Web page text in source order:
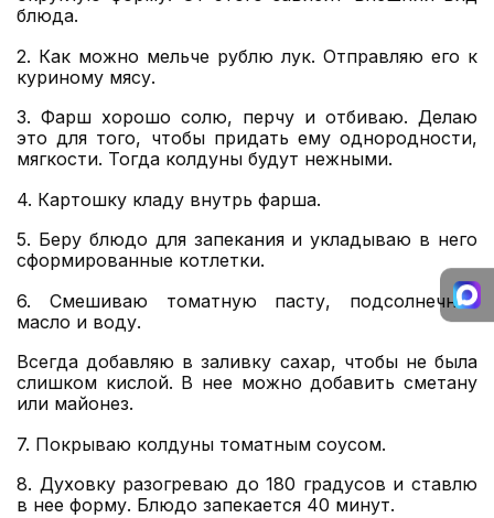
блюда.
2. Как можно мельче рублю лук. Отправляю его к
куриному мясу.
3. Фарш хорошо солю, перчу и отбиваю. Делаю
это для того, чтобы придать ему однородности,
мягкости. Тогда колдуны будут нежными.
4. Картошку кладу внутрь фарша.
5. Беру блюдо для запекания и укладываю в него
сформированные котлетки.
6. Смешиваю томатную пасту, подсолнечное
масло и воду.
Всегда добавляю в заливку сахар, чтобы не была
слишком кислой. В нее можно добавить сметану
или майонез.
7. Покрываю колдуны томатным соусом.
8. Духовку разогреваю до 180 градусов и ставлю
в нее форму. Блюдо запекается 40 минут.